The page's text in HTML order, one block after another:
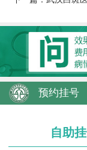
预约挂号
自助